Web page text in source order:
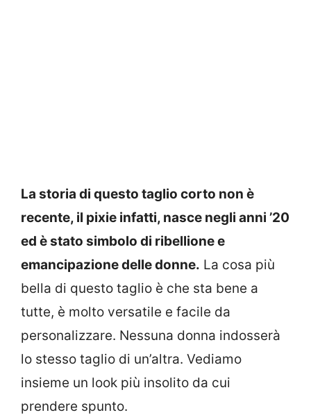
La storia di questo taglio corto non è
recente, il pixie infatti, nasce negli anni ’20
ed è stato simbolo di ribellione e
emancipazione delle donne. La cosa più
bella di questo taglio è che sta bene a
tutte, è molto versatile e facile da
personalizzare. Nessuna donna indosserà
lo stesso taglio di un’altra. Vediamo
insieme un look più insolito da cui
prendere spunto.